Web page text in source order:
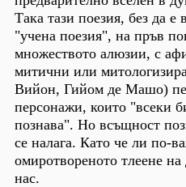
Така тази поезия, без да е
"учена поезия", на пръв
множеството алюзии, с
митични или
Вийон, Гийом де Машо)
персонажи, които "всеки
познава". Но всъщност
се налага. Като че ли по-
омиротвореното тлеене
нас.